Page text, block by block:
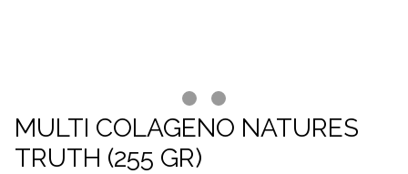
MULTI COLAGENO NATURES
TRUTH (255 GR)